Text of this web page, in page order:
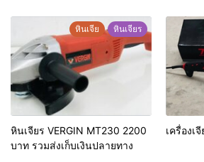
หินเจีย หินเจียร
หินเจียร VERGIN MT230 2200
บาท รวมส่งเก็บเงินปลายทาง
เครื่องเ